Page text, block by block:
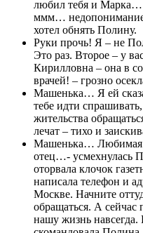
любил тебя и
ммм… недопонимание
хотел обнять Полину.
Руки прочь! Я – не
Это раз. Второе – у
Кирилловна – она в
врачей! – грозно
Машенька… Я ей
тебе идти
жительства
лечат – тихо и
Машенька… Любимая
отец…- усмехнулась
оторвала клочок
написала телефон и
Москве. Начните
обращаться. А
нашу жизнь